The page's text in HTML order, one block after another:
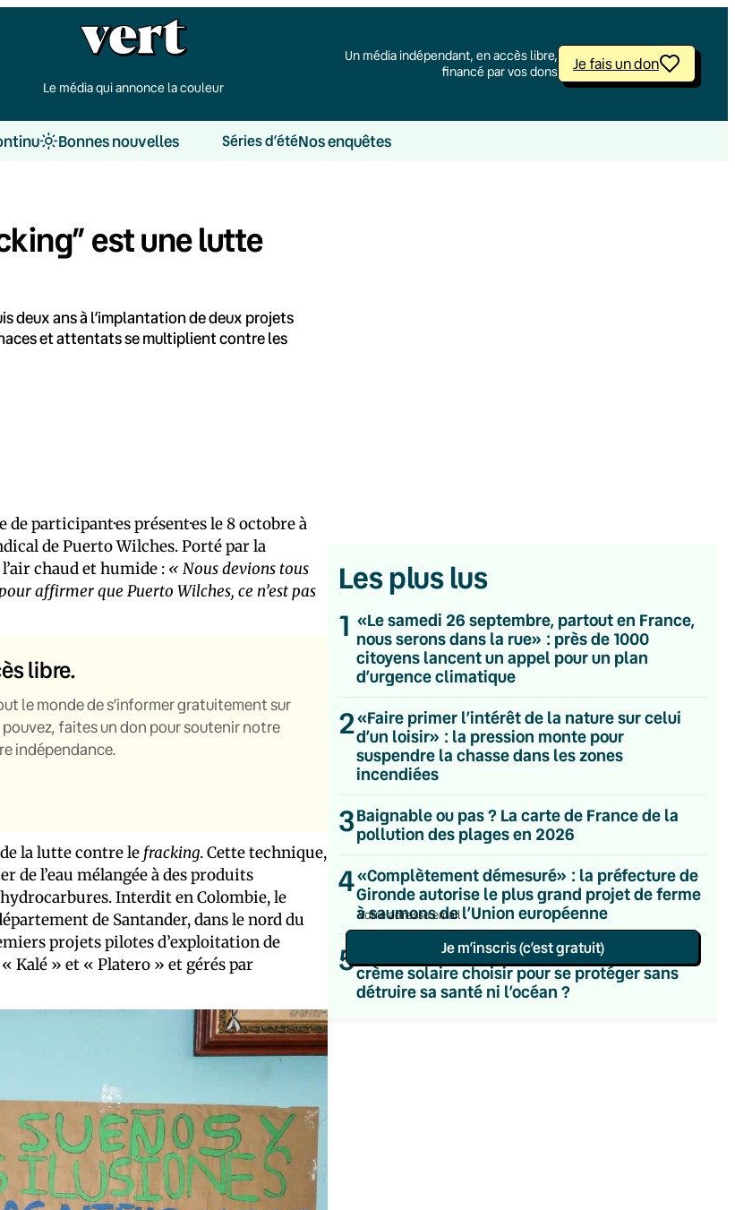
Le média qui annonce la couleur
Un média indépendant, en accès libre,
financé par vos dons
Je fais un don
Bonnes nouvelles Séries d’étéNos enquêtes
est une lutte
deux ans à l’implantation de deux projets
et attentats se multiplient contre les
participant·es présent·es le 8 octobre à
de Puerto Wilches. Porté par la
chaud et humide : « Nous devions tous
affirmer que Puerto Wilches, ce n’est pas
libre.
le monde de s’informer gratuitement sur
faites un don pour soutenir notre
indépendance.
la lutte contre le fracking. Cette technique,
l’eau mélangée à des produits
Interdit en Colombie, le
de Santander, dans le nord du
projets pilotes d’exploitation de
Kalé » et « Platero » et gérés par
Les plus lus
1 «Le samedi 26 septembre, partout en France,
nous serons dans la rue» : près de 1000
citoyens lancent un appel pour un plan
d’urgence climatique
2«Faire primer l’intérêt de la nature sur celui
d’un loisir» : la pression monte pour
suspendre la chasse dans les zones
incendiées
3Baignable ou pas ? La carte de France de la
pollution des plages en 2026
4«Complètement démesuré» : la préfecture de
Gironde autorise le plus grand projet de ferme
à saumons de l’Union européenne
5 Substances toxiques, labels abusifs… Quelle
crème solaire choisir pour se protéger sans
détruire sa santé ni l’océan ?
💌 Inscrivez-vous à nos newsletters
Quotidienne
Du lundi au vendredi
Hebdomadaire
Le samedi
Chaleurs Actuelles
Une fois par mois
Occasionnelle
Je m’inscris (c’est gratuit)
Politique de confidentialité